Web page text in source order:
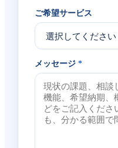
ご希望サービス
メッセージ *